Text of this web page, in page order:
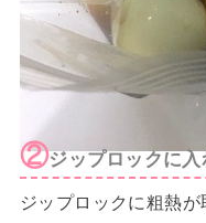
②ジップロックに
ジップロックに粗熱